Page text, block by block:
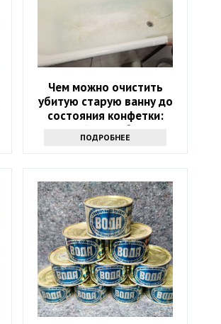
Чем можно очистить
убитую старую ванну до
состояния конфетки:
дешевый способ спасти
санузел
ПОДРОБНЕЕ